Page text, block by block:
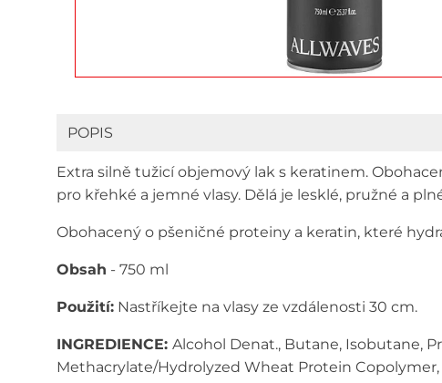
POPIS
Extra silně tužicí objemový lak s keratinem.
pro křehké a jemné vlasy. Dělá je lesklé, pružné a
Obohacený o pšeničné proteiny a keratin, které
Obsah - 750 ml
Použití: Nastříkejte na vlasy ze vzdálenosti 30 cm.
INGREDIENCE: Alcohol Denat., Butane, Isobutane,
Methacrylate/Hydrolyzed Wheat Protein